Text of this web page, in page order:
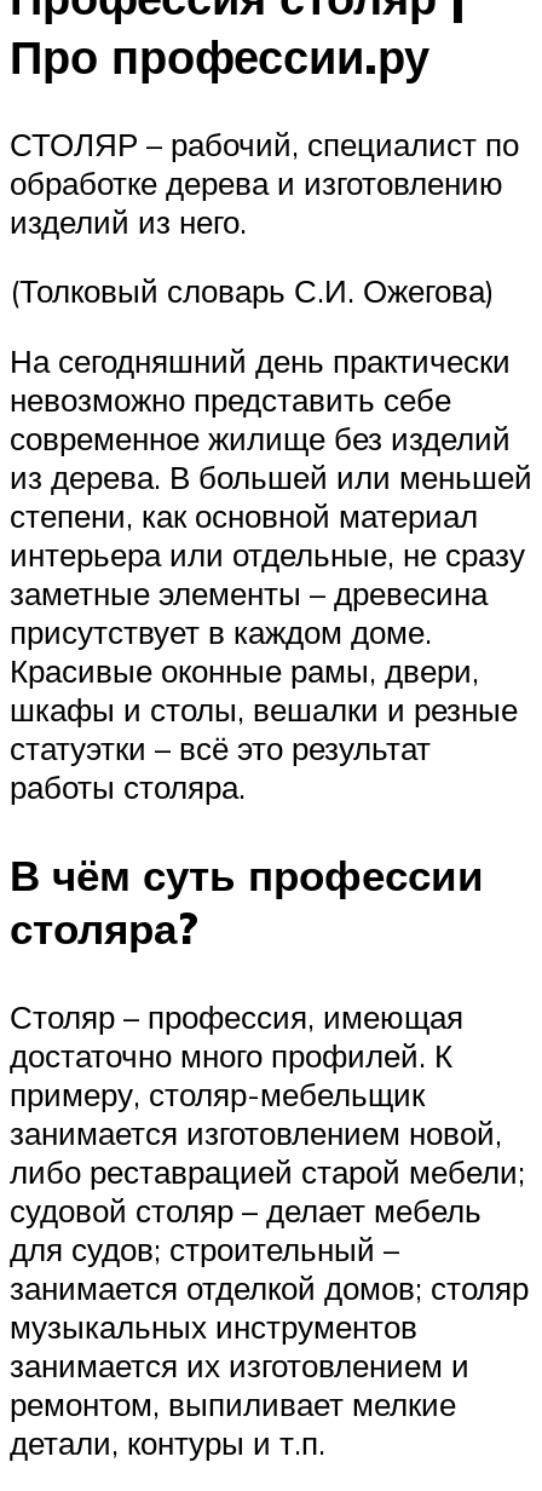
Про профессии.ру
СТОЛЯР – рабочий, специалист по
обработке дерева и изготовлению
изделий из него.
(Толковый словарь С.И. Ожегова)
На сегодняшний день практически
невозможно представить себе
современное жилище без изделий
из дерева. В большей или меньшей
степени, как основной материал
интерьера или отдельные, не сразу
заметные элементы – древесина
присутствует в каждом доме.
Красивые оконные рамы, двери,
шкафы и столы, вешалки и резные
статуэтки – всё это результат
работы столяра.
В чём суть профессии
столяра?
Столяр – профессия, имеющая
достаточно много профилей. К
примеру, столяр-мебельщик
занимается изготовлением новой,
либо реставрацией старой мебели;
судовой столяр – делает мебель
для судов; строительный –
занимается отделкой домов; столяр
музыкальных инструментов
занимается их изготовлением и
ремонтом, выпиливает мелкие
детали, контуры и т.п.